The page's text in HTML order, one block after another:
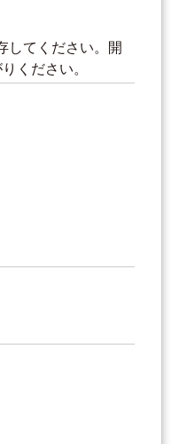
してください。開
ください。